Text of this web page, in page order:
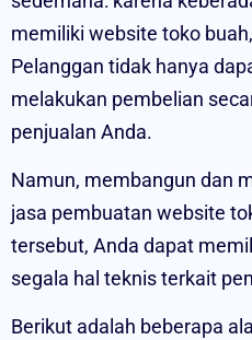
memiliki website toko
Pelanggan tidak hanya
melakukan pembelian
penjualan Anda.
Namun, membangun dan
jasa pembuatan website
tersebut, Anda dapat
segala hal teknis terkait
Berikut adalah beberapa